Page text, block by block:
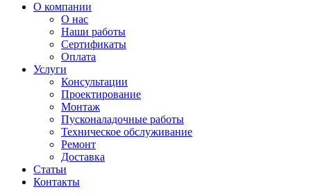
О компании
О нас
Наши работы
Сертификаты
Оплата
Услуги
Консультации
Проектирование
Монтаж
Пусконаладочные работы
Техническое обслуживание
Ремонт
Доставка
Статьи
Контакты